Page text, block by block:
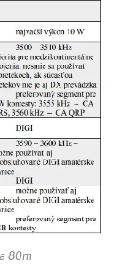
80m